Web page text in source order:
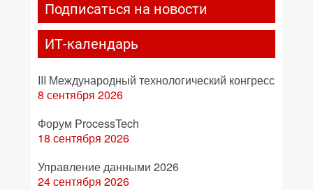
Подписаться на новости
ИТ-календарь
III Международный технологический конгресс
8 сентября 2026
Форум ProcessTech
18 сентября 2026
Управление данными 2026
24 сентября 2026